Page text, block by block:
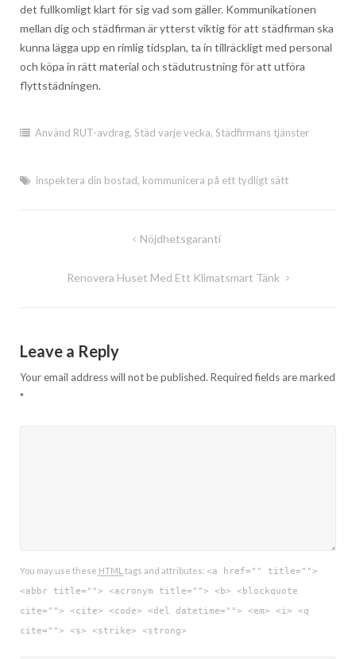
det fullkomligt klart för sig vad som gäller. Kommunikationen
mellan dig och städfirman är ytterst viktig för att städfirman ska
kunna lägga upp en rimlig tidsplan, ta in tillräckligt med personal
och köpa in rätt material och städutrustning för att utföra
flyttstädningen.
Använd RUT-avdrag, Städ varje vecka, Städfirmans tjänster
inspektera din bostad, kommunicera på ett tydligt sätt
Nöjdhetsgaranti
Renovera Huset Med Ett Klimatsmart Tänk
Leave a Reply
Your email address will not be published. Required fields are marked
*
You may use these HTML tags and attributes: <a href="" title="">
<abbr title=""> <acronym title=""> <b> <blockquote
cite=""> <cite> <code> <del datetime=""> <em> <i> <q
cite=""> <s> <strike> <strong>